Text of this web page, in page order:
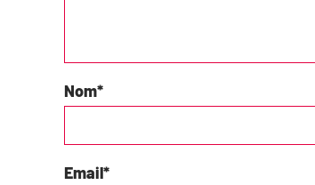
Nom*
Email*